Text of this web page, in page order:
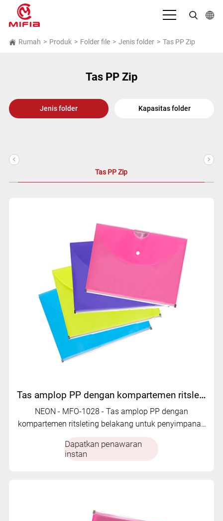
Bahasa Indonesia
بالعربية
日本語
Rumah > Produk > Folder file > Jenis folder > Tas PP Zip
Tas PP Zip
Jenis folder Kapasitas folder
Tas PP Zip
>
<
Tas amplop PP dengan kompartemen ritsleting belakang | MFO-1028
NEON - MFO-1028 - Tas amplop PP dengan
kompartemen ritsleting belakang untuk penyimpanan
Dapatkan penawaran
instan